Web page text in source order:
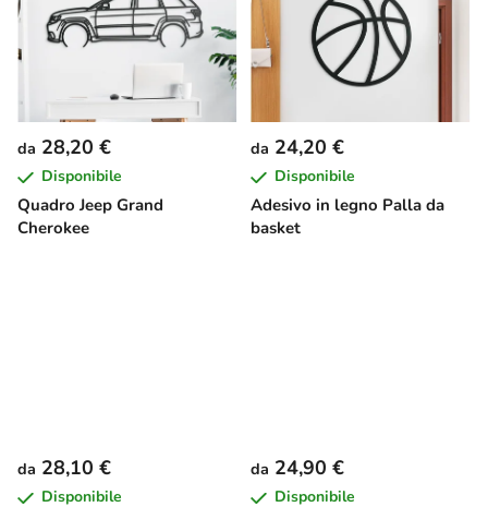
Quadro Jeep Grand
Cherokee
da 28,20 €
Disponibile
Adesivo in legno Palla da
basket
da 24,20 €
Disponibile
da 28,10 €
Disponibile
da 24,90 €
Disponibile